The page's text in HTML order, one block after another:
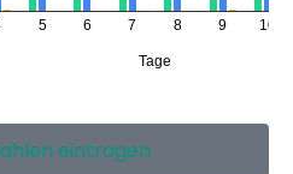
eintragen